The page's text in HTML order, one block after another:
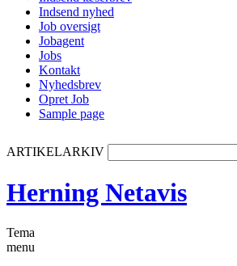
Indsend nyhed
Job oversigt
Jobagent
Jobs
Kontakt
Nyhedsbrev
Opret Job
Sample page
ARTIKELARKIV
Herning Netavis
Tema
menu